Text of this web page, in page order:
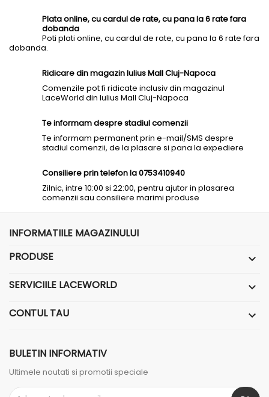
Plata online, cu cardul de rate, cu pana la 6 rate fara
dobanda
Poti plati online, cu cardul de rate, cu pana la 6 rate fara
dobanda.
Ridicare din magazin Iulius Mall Cluj-Napoca
Comenzile pot fi ridicate inclusiv din magazinul
LaceWorld din Iulius Mall Cluj-Napoca
Te informam despre stadiul comenzii
Te informam permanent prin e-mail/SMS despre
stadiul comenzii, de la plasare si pana la expediere
Consiliere prin telefon la 0753410940
Zilnic, intre 10:00 si 22:00, pentru ajutor in plasarea
comenzii sau consiliere marimi produse
INFORMATIILE MAGAZINULUI
PRODUSE

SERVICIILE LACEWORLD 
CONTUL TAU 
BULETIN INFORMATIV
Ultimele noutati si promotii speciale